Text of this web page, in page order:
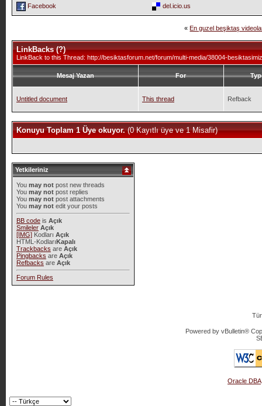
Facebook
del.icio.us
« En guzel beşiktaş
LinkBacks (?)
LinkBack to this Thread: http://besiktasforum.net/forum/multi-media/38004-
Mesaj Yazan For
Untitled document This thread Refback
Konuyu Toplam 1 Üye okuyor.(0 Kayıtlı üye ve 1 Misafir)
Yetkileriniz
You may notpost new threads
You may notpost replies
You may notpost attachments
You may notedit your posts
BB codeis Açık
Smileler Açık
[IMG]Kodları Açık
HTML-KodlarıKapalı
Trackbacks are Açık
Pingbacks are Açık
Refbacks are Açık
Forum Rules
Powered by vBulletin®
Oracle DBA